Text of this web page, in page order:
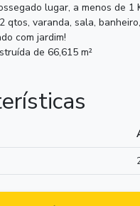
lugar, a menos de 1
qtos, varanda, sala,
com jardim!
de 66,615 m²